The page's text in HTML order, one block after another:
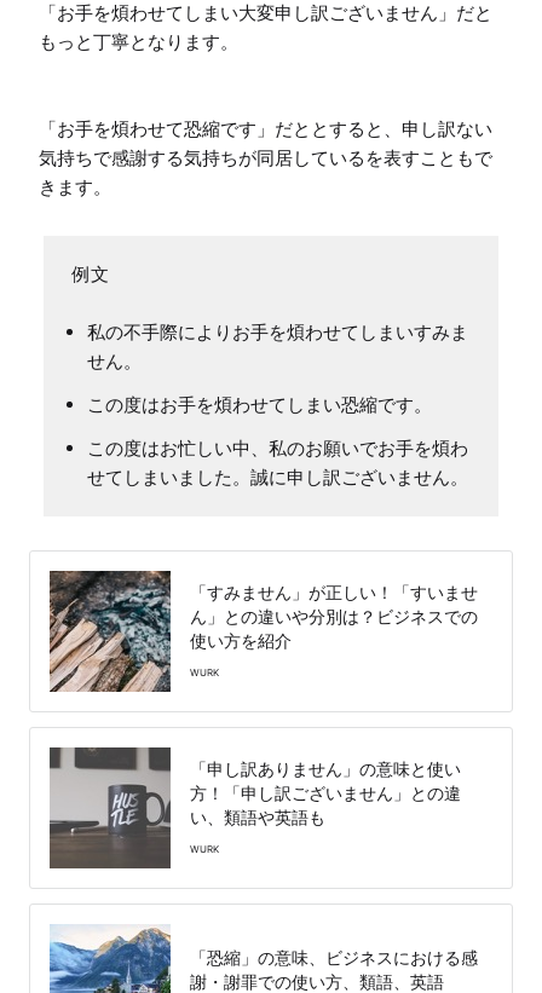
「お手を煩わせてしまい大変申し訳ございません」だと
もっと丁寧となります。
「お手を煩わせて恐縮です」だととすると、申し訳ない
気持ちで感謝する気持ちが同居しているを表すこともで
きます。
私の不手際によりお手を煩わせてしまいすみま
せん。
この度はお手を煩わせてしまい恐縮です。
この度はお忙しい中、私のお願いでお手を煩わ
せてしまいました。誠に申し訳ございません。
「すみません」が正しい！「すいませ
ん」との違いや分別は？ビジネスでの
使い方を紹介
WURK
「申し訳ありません」の意味と使い
方！「申し訳ございません」との違
い、類語や英語も
WURK
「恐縮」の意味、ビジネスにおける感
謝・謝罪での使い方、類語、英語